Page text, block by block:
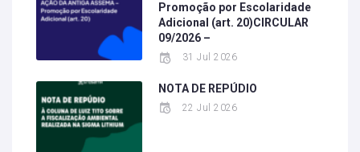
Promoção por Escolaridade
Adicional (art. 20)CIRCULAR
09/2026 –
31 Jul 2026
NOTA DE REPÚDIO
22 Jul 2026